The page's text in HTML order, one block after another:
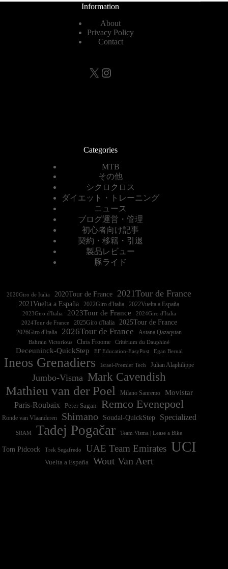
Information
About
Privacy Policy
Contact
X Instagram
Categories
MTB
その他
シクロクロス
ダイエット・トレーニング
ニュース
ブログ運営・管理
初心者向け記事
契約・移籍・引退
製品レビュー
豚ライド
2020Giro de Italia 2020Tour de France 2021Tour de France
2021Vuelta a España 2022Vuelta a España
2023Giro d'Italia 2023Tour de France
2024Tour de France
2025Giro d'Italia 2025Tour de France
2026Giro d'Italia 2026Tour de France Astana Qazaqstan
Bahrain Victorious Chris Froome Critérium du Dauphiné
Deceuninck-QuickStep EF Education-EasyPost Egan Bernal
Ineos Grenadiers Israel-Premier Tech Julian Alaphilippe
Jumbo-Visma Mark Cavendish
Mathieu van der Poel Milano Sanremo
Movistar
Paris-Roubaix
Peter Sagan Remco Evenepoel
Ronde van Vlaanderen Shimano Soudal-QuickStep Specialized
SRAM Tadej Pogačar Team Visma | Lease a Bike
Tom Pidcock Trek Segafredo UAE Team Emirates UCI
Vuelta a España Wout Van Aert